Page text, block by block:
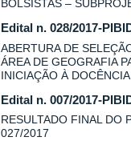
BOLSISTAS –
Edital n. 028/2017-
ABERTURA DE
ÁREA DE GEOGRAFIA
INICIAÇÃO À
Edital n. 007/2017-
RESULTADO FINAL DO
027/2017